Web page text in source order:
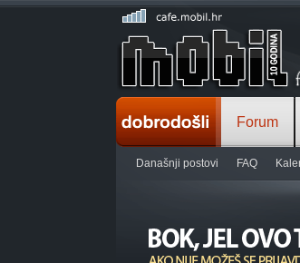
Forum
Današnji postovi FAQ